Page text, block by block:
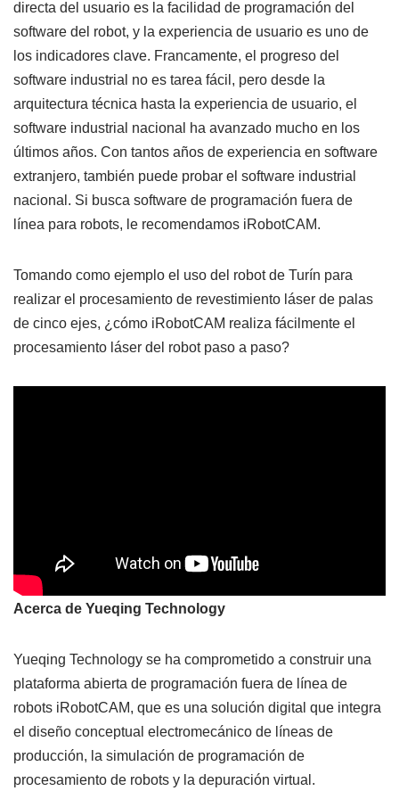
directa del usuario es la facilidad de programación del
software del robot, y la experiencia de usuario es uno de
los indicadores clave. Francamente, el progreso del
software industrial no es tarea fácil, pero desde la
arquitectura técnica hasta la experiencia de usuario, el
software industrial nacional ha avanzado mucho en los
últimos años. Con tantos años de experiencia en software
extranjero, también puede probar el software industrial
nacional. Si busca software de programación fuera de
línea para robots, le recomendamos iRobotCAM.
Tomando como ejemplo el uso del robot de Turín para
realizar el procesamiento de revestimiento láser de palas
de cinco ejes, ¿cómo iRobotCAM realiza fácilmente el
procesamiento láser del robot paso a paso?
Acerca de Yueqing Technology
Yueqing Technology se ha comprometido a construir una
plataforma abierta de programación fuera de línea de
robots iRobotCAM, que es una solución digital que integra
el diseño conceptual electromecánico de líneas de
producción, la simulación de programación de
procesamiento de robots y la depuración virtual.